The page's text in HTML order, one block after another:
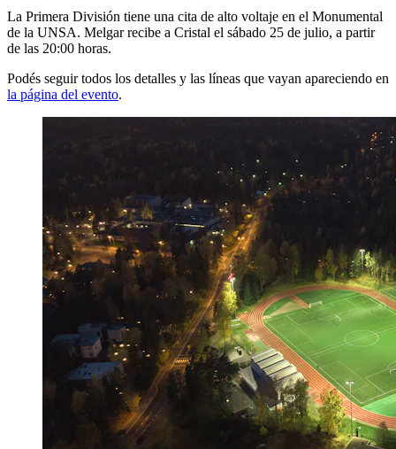
La Primera División tiene una cita de alto voltaje en el Monumental
de la UNSA. Melgar recibe a Cristal el sábado 25 de julio, a partir
de las 20:00 horas.
Podés seguir todos los detalles y las líneas que vayan apareciendo en
la página del evento.